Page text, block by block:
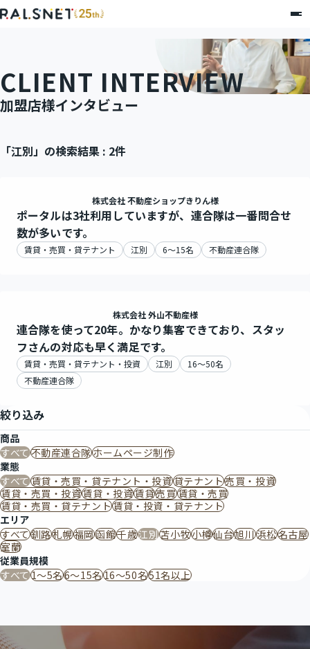
加盟店様インタビュー
CLIENT INTERVIEW
「江別」の検索結果 : 2件
株式会社 不動産ショップきりん様
ポータルは3社利用していますが、連合隊は一番問合せ
数が多いです。
賃貸・売買・貸テナント 江別 6～15名 不動産連合隊
株式会社 外山不動産様
連合隊を使って20年。かなり集客できており、スタッ
フさんの対応も早く満足です。
賃貸・売買・貸テナント・投資 江別
16〜50名
不動産連合隊
絞り込み
商品
すべて不動産連合隊ホームページ制作
業態
すべて賃貸・売買・貸テナント・投資貸テナント売買・投資
賃貸・売買・投資賃貸・投資賃貸売買賃貸・売買
賃貸・売買・貸テナント賃貸・投資・貸テナント
エリア
すべて釧路札幌福岡函館千歳江別苫小牧小樽仙台旭川浜松名古屋
室蘭
従業員規模
すべて1～5名6～15名16〜50名51名以上